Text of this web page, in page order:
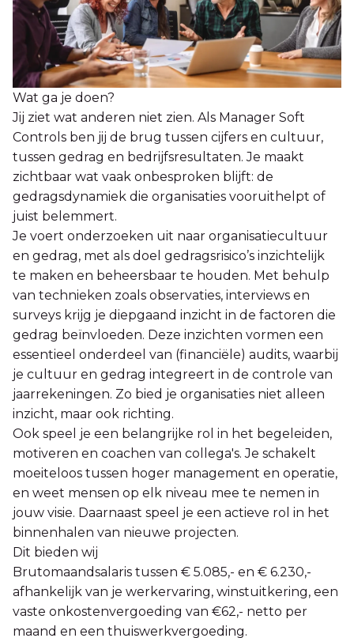
Wat ga je doen?
Jij ziet wat anderen niet zien. Als Manager Soft
Controls ben jij de brug tussen cijfers en cultuur,
tussen gedrag en bedrijfsresultaten. Je maakt
zichtbaar wat vaak onbesproken blijft: de
gedragsdynamiek die organisaties vooruithelpt of
juist belemmert.
Je voert onderzoeken uit naar organisatiecultuur
en gedrag, met als doel gedragsrisico’s inzichtelijk
te maken en beheersbaar te houden. Met behulp
van technieken zoals observaties, interviews en
surveys krijg je diepgaand inzicht in de factoren die
gedrag beïnvloeden. Deze inzichten vormen een
essentieel onderdeel van (financiële) audits, waarbij
je cultuur en gedrag integreert in de controle van
jaarrekeningen. Zo bied je organisaties niet alleen
inzicht, maar ook richting.
Ook speel je een belangrijke rol in het begeleiden,
motiveren en coachen van collega's. Je schakelt
moeiteloos tussen hoger management en operatie,
en weet mensen op elk niveau mee te nemen in
jouw visie. Daarnaast speel je een actieve rol in het
binnenhalen van nieuwe projecten.
Dit bieden wij
Brutomaandsalaris tussen € 5.085,- en € 6.230,-
afhankelijk van je werkervaring, winstuitkering, een
vaste onkostenvergoeding van €62,- netto per
maand en een thuiswerkvergoeding.